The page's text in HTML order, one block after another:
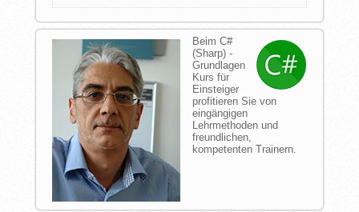
Beim C#
(Sharp) -
Grundlagen
Kurs für
Einsteiger
profitieren Sie von
eingängigen
Lehrmethoden und
freundlichen,
kompetenten Trainern.